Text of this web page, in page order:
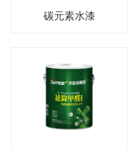
碳元素水漆